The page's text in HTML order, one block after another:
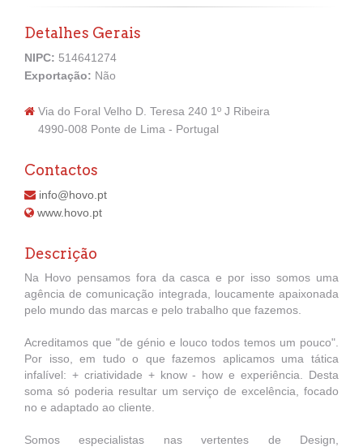
Detalhes Gerais
NIPC: 514641274
Exportação: Não
Via do Foral Velho D. Teresa 240 1º J Ribeira
4990-008 Ponte de Lima - Portugal
Contactos
info@hovo.pt
www.hovo.pt
Descrição
Na Hovo pensamos fora da casca e por isso somos uma
agência de comunicação integrada, loucamente apaixonada
pelo mundo das marcas e pelo trabalho que fazemos.
Acreditamos que "de génio e louco todos temos um pouco".
Por isso, em tudo o que fazemos aplicamos uma tática
infalível: + criatividade + know - how e experiência. Desta
soma só poderia resultar um serviço de excelência, focado
no e adaptado ao cliente.
Somos especialistas nas vertentes de Design,